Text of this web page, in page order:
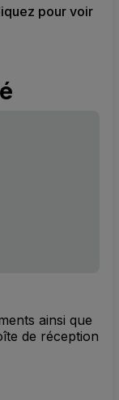
pour voir
ainsi que
de réception